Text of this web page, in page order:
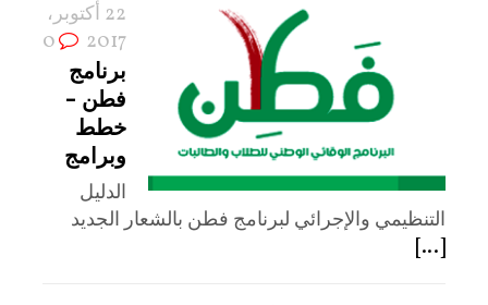
22 أكتوبر،
2017
0
برنامج
فطن –
خطط
وبرامج
الدليل
التنظيمي والإجرائي لبرنامج فطن بالشعار الجديد
[...]